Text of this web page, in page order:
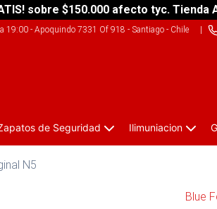
sobre $150.000 afecto tyc.
19:00- Apoquindo 7331 Of 918 - Santiago - Chile|
de Seguridad Ilimuniacion
N5
Blue